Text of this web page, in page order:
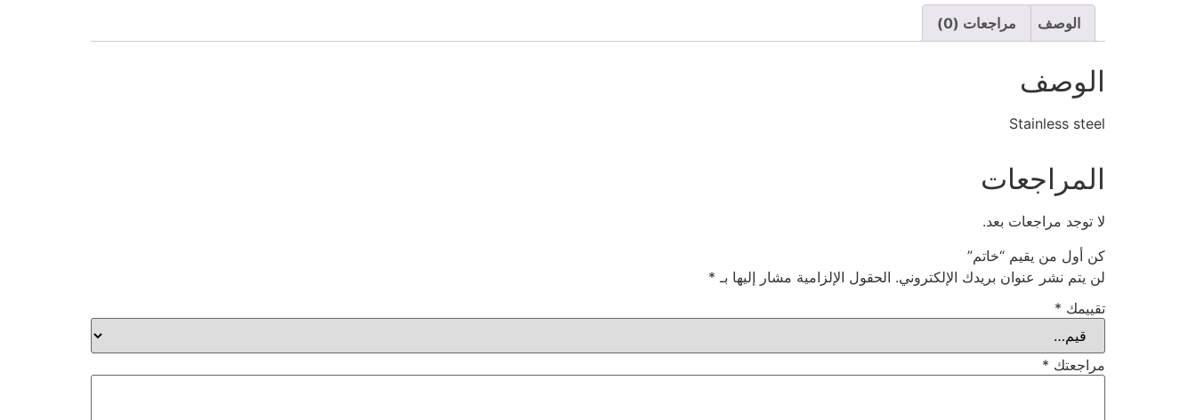
الوصف مراجعات (0)
الوصف
Stainless steel
المراجعات
لا توجد مراجعات بعد.
كن أول من يقيم “خاتم”
لن يتم نشر عنوان بريدك الإلكتروني. الحقول الإلزامية مشار إليها بـ *
تقييمك *
مراجعتك *